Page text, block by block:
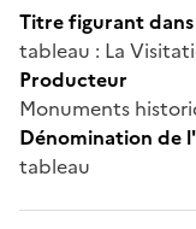
Titre figurant
tableau : La
Producteur
Monuments
Dénomination de
tableau